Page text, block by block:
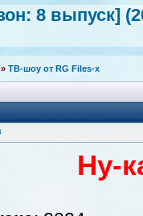
8 выпуск]
» ТВ-шоу от RG Files-x
Ну-